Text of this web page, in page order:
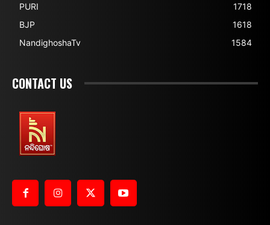
PURI
1718
BJP
1618
NandighoshaTv
1584
CONTACT US